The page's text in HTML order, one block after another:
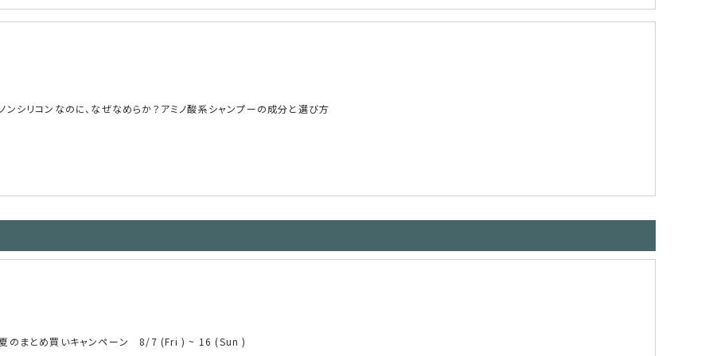
ンシリコンなのに、なぜなめらか？アミノ酸系シャンプーの成分と選び方
のまとめ買いキャンペーン 8/7 (Fri ) ~ 16 (Sun )